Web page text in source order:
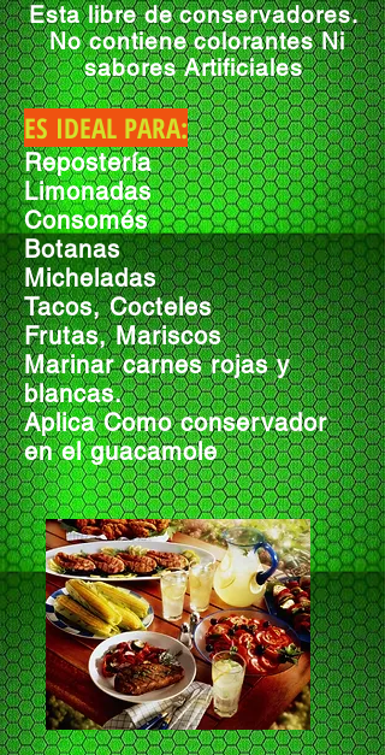
Esta libre de conservadores.
No contiene colorantes Ni
sabores Artificiales
ES IDEAL PARA:
Repostería
Limonadas
Consomés
Botanas
Micheladas
Tacos, Cocteles
Frutas, Mariscos
Marinar carnes rojas y
blancas.
Aplica Como conservador
en el guacamole